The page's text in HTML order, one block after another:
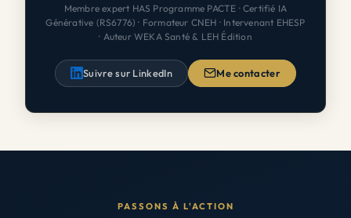
Membre expert HAS Programme PACTE · Certifié IA
Générative (RS6776) · Formateur CNEH · Intervenant EHESP
· Auteur WEKA Santé & LEH Édition
Suivre sur LinkedIn Me contacter
PASSONS À L'ACTION